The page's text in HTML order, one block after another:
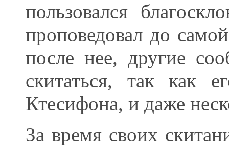
пользовался
проповедовал до
после нее, другие
скитаться, так как
Ктесифона, и даже
За время своих